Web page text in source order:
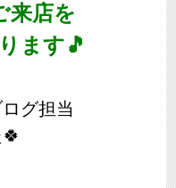
来店を
ます🎵
グ担当